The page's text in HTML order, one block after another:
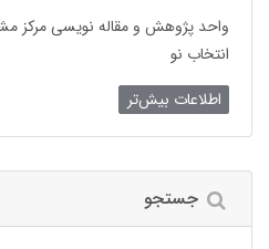
واحد پژوهش و مقاله نویسی مرکز
انتخاب نو
اطلاعات بیش‌تر
جستجو